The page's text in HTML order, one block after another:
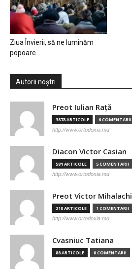
Ziua Învierii, să ne luminăm
popoare…
Autorii noștri
Preot Iulian Raţă
3878 ARTICOLE 6 COMENTARII
http://www.ortodoxia.md
Diacon Victor Casian
581 ARTICOLE 5 COMENTARII
http://www.ortodoxia.md
Preot Victor Mihalachi
210 ARTICOLE 1 COMENTARII
http://www.ortodoxia.md
Cvasniuc Tatiana
88 ARTICOLE 0 COMENTARII